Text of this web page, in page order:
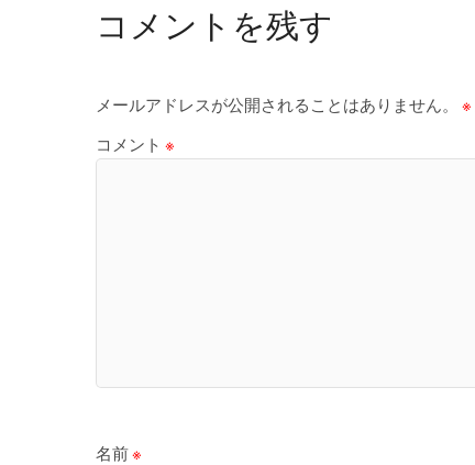
コメントを残す
メールアドレスが公開されることはありません。 ※
コメント ※
名前※